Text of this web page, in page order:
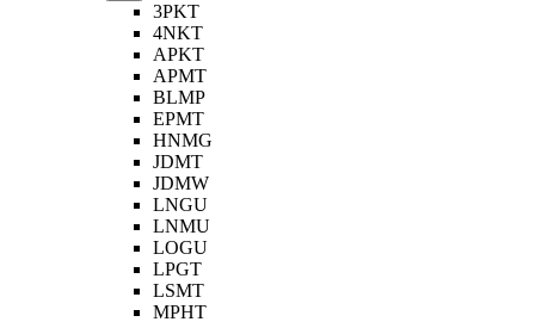
3PKT
4NKT
APKT
APMT
BLMP
EPMT
HNMG
JDMT
JDMW
LNGU
LNMU
LOGU
LPGT
LSMT
MPHT